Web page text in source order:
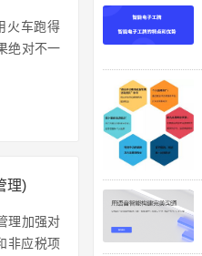
火车跑得
绝对不一
理)
理加强对
非应税项